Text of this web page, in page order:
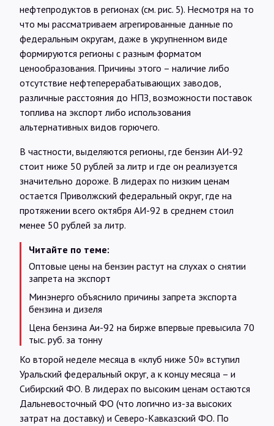
нефтепродуктов в регионах (см. рис. 5). Несмотря на то
что мы рассматриваем агрегированные данные по
федеральным округам, даже в укрупненном виде
формируются регионы с разным форматом
ценообразования. Причины этого – наличие либо
отсутствие нефтеперерабатывающих заводов,
различные расстояния до НПЗ, возможности поставок
топлива на экспорт либо использования
альтернативных видов горючего.
В частности, выделяются регионы, где бензин АИ-92
стоит ниже 50 рублей за литр и где он реализуется
значительно дороже. В лидерах по низким ценам
остается Приволжский федеральный округ, где на
протяжении всего октября АИ-92 в среднем стоил
менее 50 рублей за литр.
Читайте по теме:
Оптовые цены на бензин растут на слухах о снятии
запрета на экспорт
Минэнерго объяснило причины запрета экспорта
бензина и дизеля
Цена бензина Аи-92 на бирже впервые превысила 70
тыс. руб. за тонну
Ко второй неделе месяца в «клуб ниже 50» вступил
Уральский федеральный округ, а к концу месяца – и
Сибирский ФО. В лидерах по высоким ценам остаются
Дальневосточный ФО (что логично из-за высоких
затрат на доставку) и Северо-Кавказский ФО. По